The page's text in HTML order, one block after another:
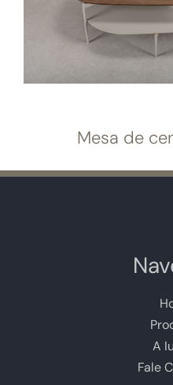
Mesa de
A
Fale